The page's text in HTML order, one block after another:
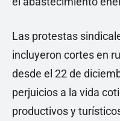
Las protestas
incluyeron cortes en
desde el 22 de
perjuicios a la vida
productivos y